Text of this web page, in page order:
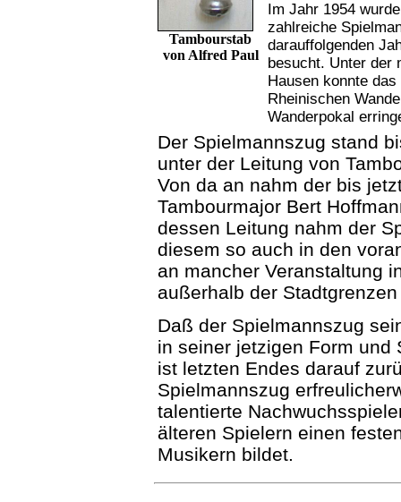
Tambourstab
von Alfred Paul
Im Jahr 1954
zahlreiche
darauffolgenden
besucht. Unter der
Hausen konnte
Rheinischen
Wanderpokal
Der Spielmannszug stand
unter der Leitung von
Von da an nahm der bis
Tambourmajor Bert
dessen Leitung nahm der
diesem so auch in den
an mancher Veranstaltung
außerhalb der
Daß der Spielmannszug
in seiner jetzigen Form und
ist letzten Endes darauf
Spielmannszug
talentierte
älteren Spielern einen
Musikern bildet.